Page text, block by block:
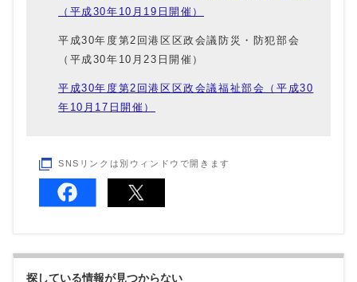
（平成30年10月19日開催）
平成30年度第2回港区区政会議防災・防犯部会
（平成30年10月23日開催）
平成30年度第2回港区区政会議福祉部会（平成30
年10月17日開催）
SNSリンクは別ウィンドウで開きます
探している情報が見つからない